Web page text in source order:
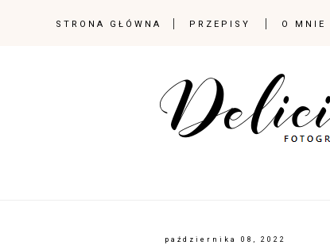
STRONA GŁÓWNA PRZEPISY O MNIE
października 08, 2022